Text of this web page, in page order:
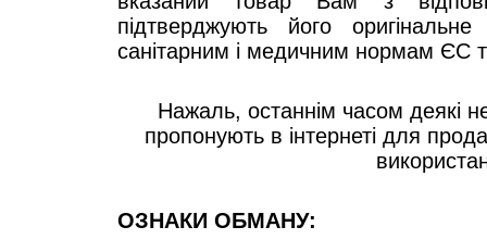
підтверджують його оригінальне
санітарним і медичним нормам ЄС
Нажаль, останнім часом деякі
пропонують в інтернеті для
ОЗНАКИ ОБМАНУ: